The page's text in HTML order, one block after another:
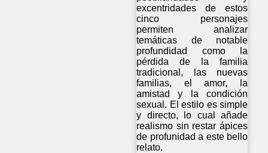
excentridades de estos
cinco personajes
permiten analizar
temáticas de notable
profundidad como la
pérdida de la familia
tradicional, las nuevas
familias, el amor, la
amistad y la condición
sexual. El estilo es simple
y directo, lo cual añade
realismo sin restar ápices
de profunidad a este bello
relato.